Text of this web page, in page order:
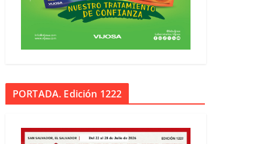
PORTADA. Edición 1222